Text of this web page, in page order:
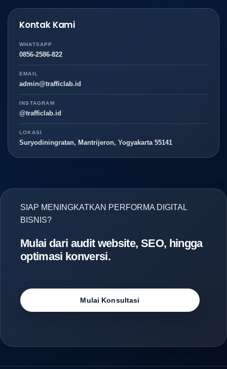
Kontak Kami
WHATSAPP
0856-2586-822
EMAIL
admin@trafficlab.id
INSTAGRAM
@trafficlab.id
LOKASI
Suryodiningratan, Mantrijeron, Yogyakarta 55141
SIAP MENINGKATKAN PERFORMA DIGITAL
BISNIS?
Mulai dari audit website, SEO, hingga
optimasi konversi.
Mulai Konsultasi